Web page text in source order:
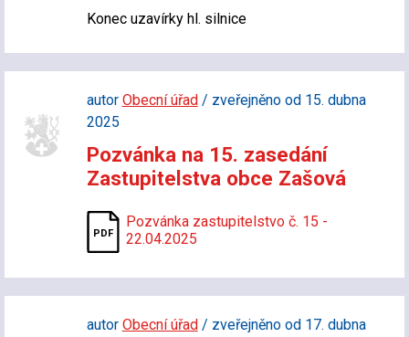
Konec uzavírky hl. silnice
autor Obecní úřad/ zveřejněno od 15. dubna
2025
Pozvánka na 15. zasedání
Zastupitelstva obce Zašová
Pozvánka zastupitelstvo č. 15 -
22.04.2025
autor Obecní úřad/ zveřejněno od 17. dubna